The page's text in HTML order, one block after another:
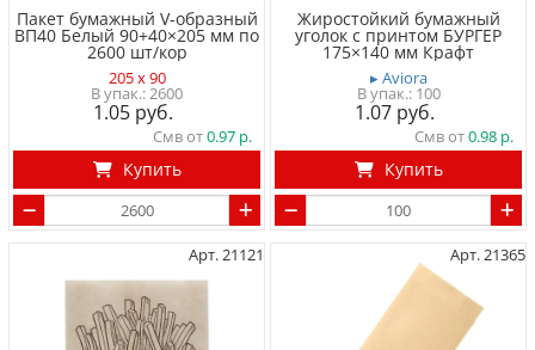
Пакет бумажный V-образный
ВП40 Белый 90+40×205 мм по
2600 шт/кор
205 x 90
2600
1.05
Смв от0.97
Купить
Жиростойкий бумажный
уголок с принтом БУРГЕР
175×140 мм Крафт
▸ Aviora
100
1.07
Смв от0.98
Купить
Арт. 21121 Арт. 21365